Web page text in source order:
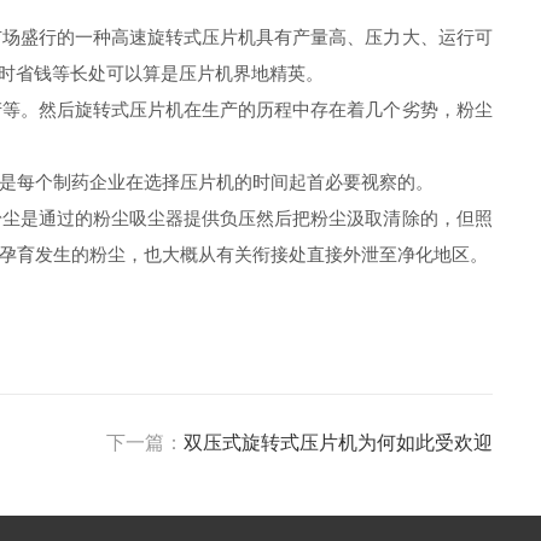
盛行的一种高速旋转式压片机具有产量高、压力大、运行可
钱等长处可以算是压片机界地精英。
。然后旋转式压片机在生产的历程中存在着几个劣势，粉尘
个制药企业在选择压片机的时间起首必要视察的。
是通过的粉尘吸尘器提供负压然后把粉尘汲取清除的，但照
发生的粉尘，也大概从有关衔接处直接外泄至净化地区。
下一篇： 双压式旋转式压片机为何如此受欢迎